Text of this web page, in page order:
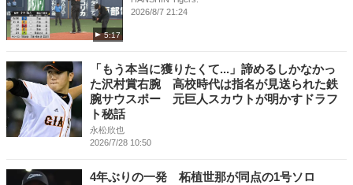
5:17
2026/8/7 21:24
「もう本当に獲りたくて...」諦めるしかなかっ
た沢村賞右腕 高校時代は指名が見送られた鉄
腕サウスポー 元巨人スカウトが明かすドラフ
ト秘話
永松欣也
2026/7/28 10:50
4年ぶりの一発 柘植世那が同点の1号ソロ